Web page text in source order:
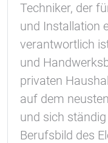
Techniker, der
und Installation
verantwortlich
und
privaten
auf dem
und sich
Berufsbild des
Funktionen und
der Website
Name:
cookie_consent
Zweck:
Dieser Cookie
Einverständnis-